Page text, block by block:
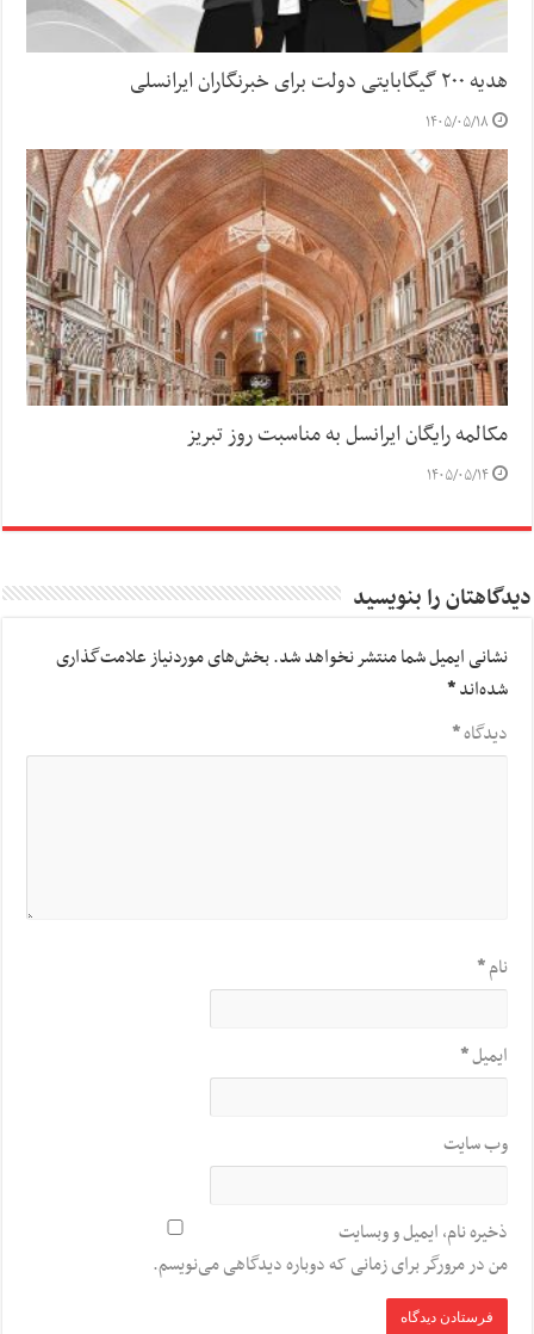
هدیه ۲۰۰ گیگابایتی دولت برای خبرنگاران ایرانسلی
۱۴۰۵/۰۵/۱۸
مکالمه رایگان ایرانسل به مناسبت روز تبریز
۱۴۰۵/۰۵/۱۴
دیدگاهتان را بنویسید
نشانی ایمیل شما منتشر نخواهد شد.بخش‌های موردنیاز علامت‌گذاری
شده‌اند*
دیدگاه*
نام*
ایمیل*
وب‌ سایت
ذخیره نام، ایمیل و وبسایت
من در مرورگر برای زمانی که دوباره دیدگاهی می‌نویسم.